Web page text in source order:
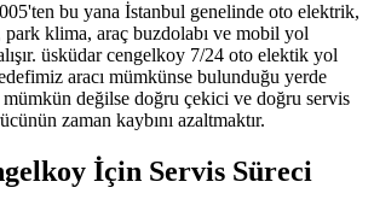
bu yana İstanbul genelinde oto elektrik,
klima, araç buzdolabı ve mobil yol
üsküdar cengelkoy 7/24 oto elektik yol
aracı mümkünse bulunduğu yerde
mümkün değilse doğru çekici ve doğru servis
zaman kaybını azaltmaktır.
İçin Servis Süreci